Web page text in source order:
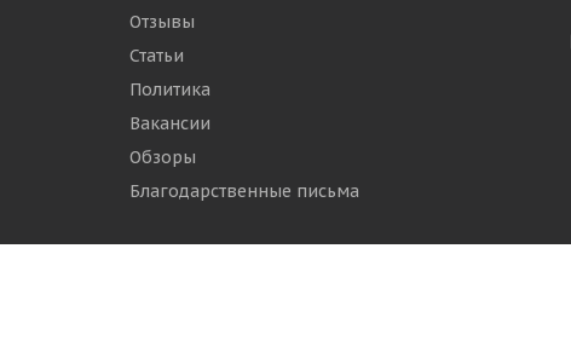
Отзывы
Статьи
Политика
Вакансии
Обзоры
Благодарственные письма